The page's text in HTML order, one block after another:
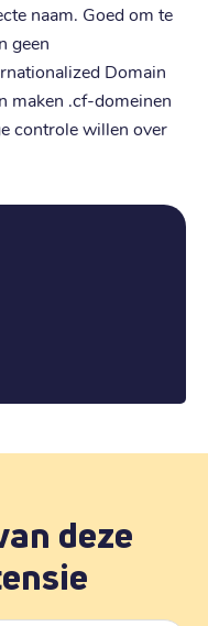
naam. Goed om te
geen
Domain
maken .cf-domeinen
controle willen over
deze